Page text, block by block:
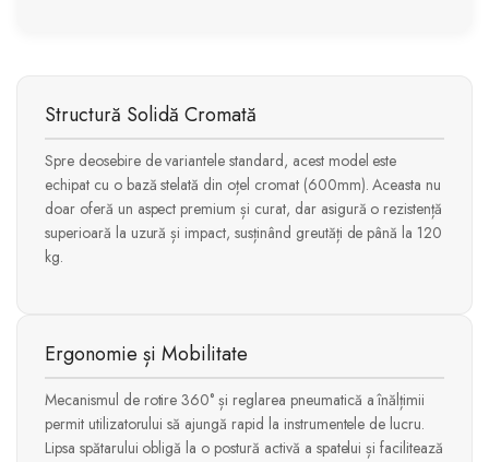
Structură Solidă Cromată
Spre deosebire de variantele standard, acest model este
echipat cu o bază stelată din oțel cromat (600mm). Aceasta nu
doar oferă un aspect premium și curat, dar asigură o rezistență
superioară la uzură și impact, susținând greutăți de până la 120
kg.
Ergonomie și Mobilitate
Mecanismul de rotire 360° și reglarea pneumatică a înălțimii
permit utilizatorului să ajungă rapid la instrumentele de lucru.
Lipsa spătarului obligă la o postură activă a spatelui și facilitează